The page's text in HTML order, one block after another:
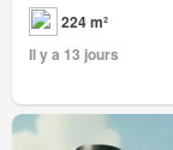
224 m²
Il y a 13 jours